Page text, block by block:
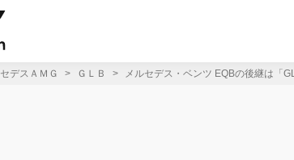
デスＡＭＧ ＧＬＢ メルセデス・ベンツ EQBの後継は「